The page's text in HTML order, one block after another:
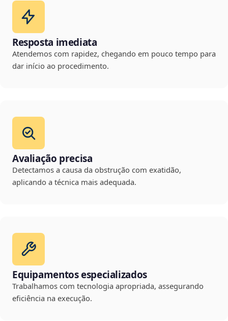
Resposta imediata
Atendemos com rapidez, chegando em pouco tempo para
dar início ao procedimento.
Avaliação precisa
Detectamos a causa da obstrução com exatidão,
aplicando a técnica mais adequada.
Equipamentos especializados
Trabalhamos com tecnologia apropriada, assegurando
eficiência na execução.